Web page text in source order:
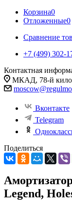
Корзина0
Отложенные0
Сравнение
+7 (499) 302-
Контактная
МКАД, 78-й
Вконтакте
Telegram
Поделиться
Legend,